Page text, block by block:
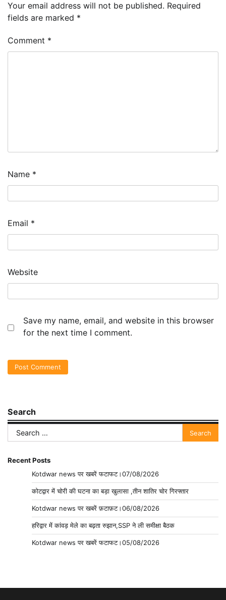
Your email address will not be published. Required
fields are marked *
Comment *
Name *
Email *
Website
Save my name, email, and website in this browser
for the next time I comment.
Search
Search
for:
Recent Posts
Kotdwar news पर खबरें फटाफट।07/08/2026
कोटद्वार में चोरी की घटना का बड़ा खुलासा ,तीन शातिर चोर गिरफ्तार
Kotdwar news पर खबरें फ़टाफ़ट।06/08/2026
हरिद्वार में कांवड़ मेले का बढ़ता रुझान,SSP ने ली समीक्षा बैठक
Kotdwar news पर खबरें फटाफट।05/08/2026